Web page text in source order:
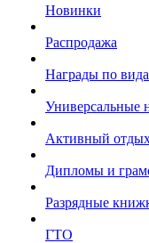
Новинки
Распродажа
Награды по
Универсальные
Активный
Дипломы и
Разрядные
ГТО